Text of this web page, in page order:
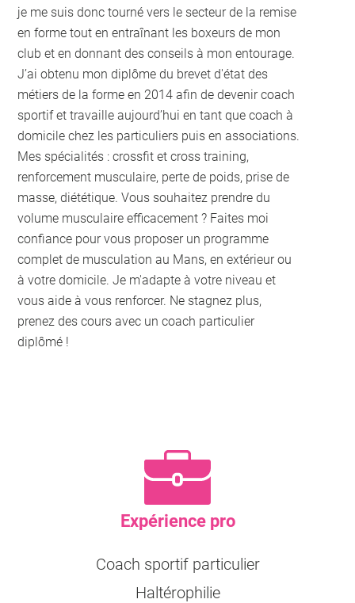
je me suis donc tourné vers le secteur de la remise
en forme tout en entraînant les boxeurs de mon
club et en donnant des conseils à mon entourage.
J’ai obtenu mon diplôme du brevet d'état des
métiers de la forme en 2014 afin de devenir coach
sportif et travaille aujourd’hui en tant que coach à
domicile chez les particuliers puis en associations.
Mes spécialités : crossfit et cross training,
renforcement musculaire, perte de poids, prise de
masse, diététique. Vous souhaitez prendre du
volume musculaire efficacement ? Faites moi
confiance pour vous proposer un programme
complet de musculation au Mans, en extérieur ou
à votre domicile. Je m'adapte à votre niveau et
vous aide à vous renforcer. Ne stagnez plus,
prenez des cours avec un coach particulier
diplômé !
Expérience pro
Coach sportif particulier
Haltérophilie